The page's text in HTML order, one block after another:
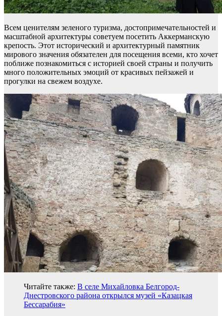
Всем ценителям зеленого туризма, достопримечательностей и
масштабной архитектуры советуем посетить Аккерманскую
крепость. Этот исторический и архитектурный памятник
мирового значения обязателен для посещения всеми, кто хочет
поближе познакомиться с историей своей страны и получить
много положительных эмоций от красивых пейзажей и
прогулки на свежем воздухе.
Читайте также: В селе Михайловка Белгород-
Днестровского района открылся музей «Казацкая
Бессарабия»